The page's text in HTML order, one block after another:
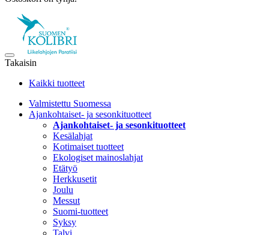
Takaisin
Kaikki tuotteet
Valmistettu Suomessa
Ajankohtaiset- ja sesonkituotteet
Ajankohtaiset- ja sesonkituotteet
Kesälahjat
Kotimaiset tuotteet
Ekologiset mainoslahjat
Etätyö
Herkkusetit
Joulu
Messut
Suomi-tuotteet
Syksy
Talvi